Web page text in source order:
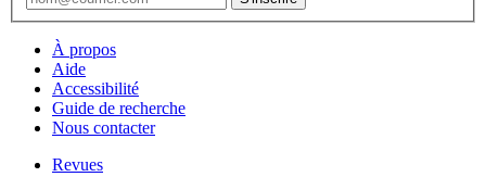
À propos
Aide
Accessibilité
Guide de recherche
Nous contacter
Revues